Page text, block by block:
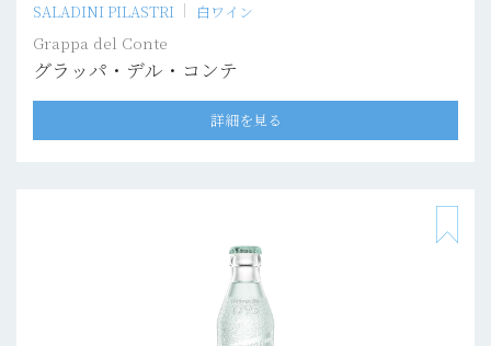
SALADINI PILASTRI 白ワイン
Grappa del Conte
グラッパ・デル・コンテ
詳細を見る